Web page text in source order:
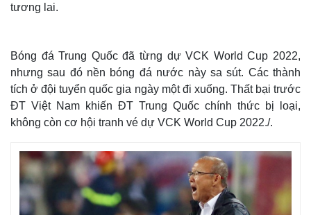
tương lai.
Bóng đá Trung Quốc đã từng dự VCK World Cup 2022,
nhưng sau đó nền bóng đá nước này sa sút. Các thành
tích ở đội tuyển quốc gia ngày một đi xuống. Thất bại trước
ĐT Việt Nam khiến ĐT Trung Quốc chính thức bị loại,
không còn cơ hội tranh vé dự VCK World Cup 2022./.